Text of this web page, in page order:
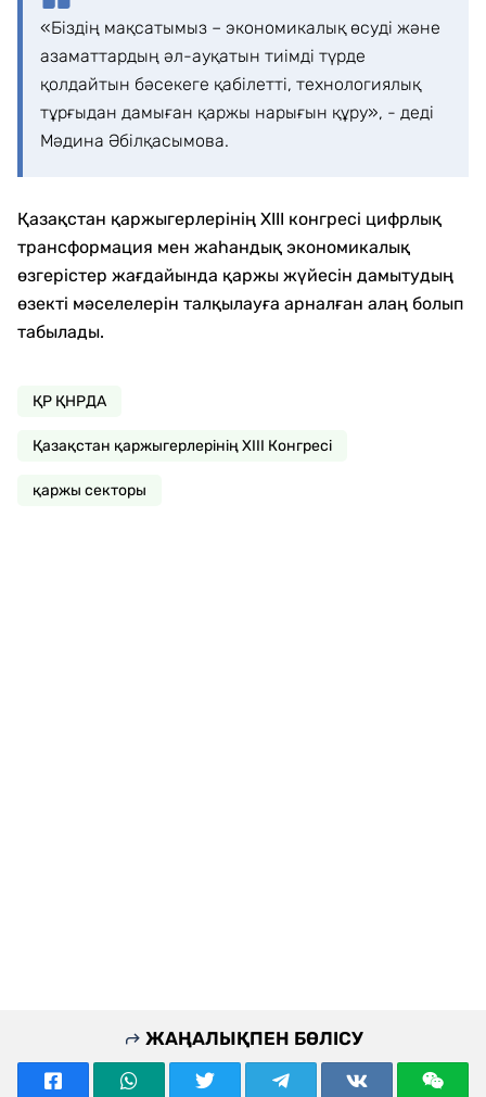
«Біздің мақсатымыз – экономикалық өсуді және
азаматтардың әл-ауқатын тиімді түрде
қолдайтын бәсекеге қабілетті, технологиялық
тұрғыдан дамыған қаржы нарығын құру», - деді
Мәдина Әбілқасымова.
Қазақстан қаржыгерлерінің XIII конгресі цифрлық
трансформация мен жаһандық экономикалық
өзгерістер жағдайында қаржы жүйесін дамытудың
өзекті мәселелерін талқылауға арналған алаң болып
табылады.
ҚР ҚНРДА
Қазақстан қаржыгерлерінің XIII Конгресі
қаржы секторы
ЖАҢАЛЫҚПЕН БӨЛІСУ